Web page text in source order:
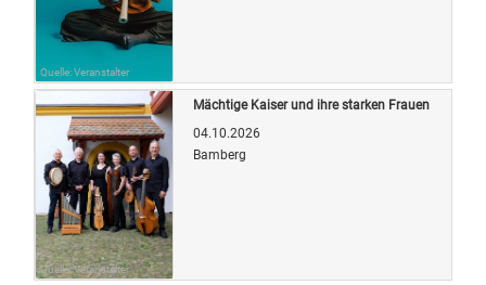
Quelle: Veranstalter
Quelle: Veranstalter
Mächtige Kaiser und ihre starken Frauen
04.10.2026
Bamberg